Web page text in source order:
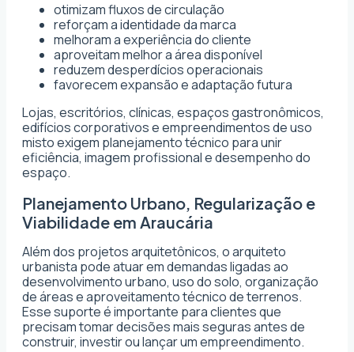
otimizam fluxos de circulação
reforçam a identidade da marca
melhoram a experiência do cliente
aproveitam melhor a área disponível
reduzem desperdícios operacionais
favorecem expansão e adaptação futura
Lojas, escritórios, clínicas, espaços gastronômicos,
edifícios corporativos e empreendimentos de uso
misto exigem planejamento técnico para unir
eficiência, imagem profissional e desempenho do
espaço.
Planejamento Urbano, Regularização e
Viabilidade em Araucária
Além dos projetos arquitetônicos, o arquiteto
urbanista pode atuar em demandas ligadas ao
desenvolvimento urbano, uso do solo, organização
de áreas e aproveitamento técnico de terrenos.
Esse suporte é importante para clientes que
precisam tomar decisões mais seguras antes de
construir, investir ou lançar um empreendimento.